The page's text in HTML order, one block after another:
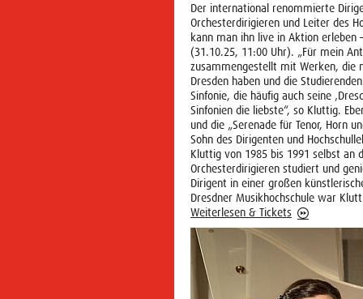
Der international renommierte
Orchesterdirigieren und Leiter des
kann man ihn live in Aktion
(31.10.25, 11:00 Uhr). „Für mein
zusammengestellt mit Werken, die
Dresden haben und die
Sinfonie, die häufig auch seine
Sinfonien die liebste“, so Kluttig.
und die „Serenade für Tenor, Horn
Sohn des Dirigenten und
Kluttig von 1985 bis 1991 selbst an
Orchesterdirigieren studiert und
Dirigent in einer großen
Dresdner Musikhochschule war
Weiterlesen & Tickets